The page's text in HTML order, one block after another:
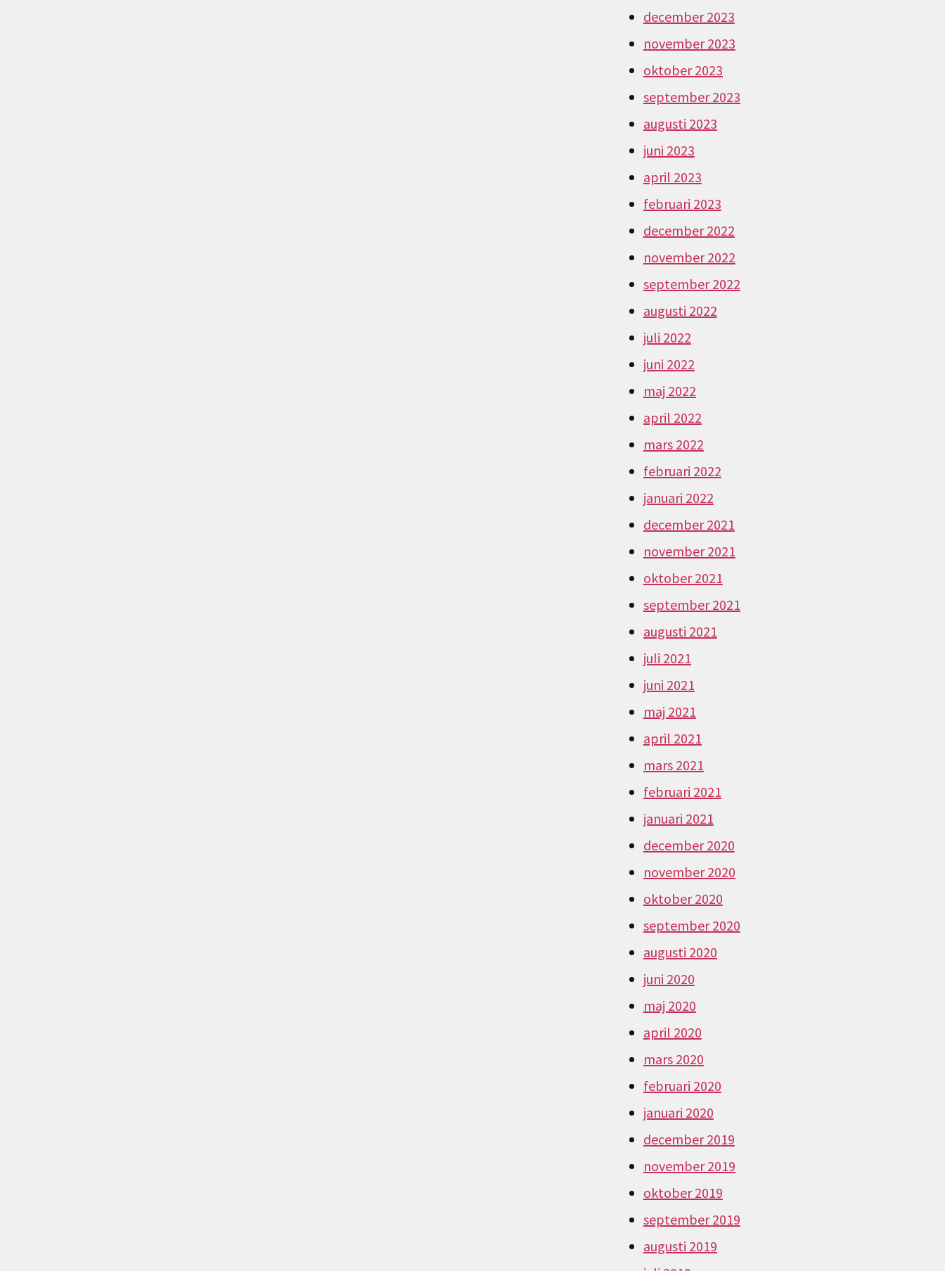
december 2023
november 2023
oktober 2023
september 2023
augusti 2023
juni 2023
april 2023
februari 2023
december 2022
november 2022
september 2022
augusti 2022
juli 2022
juni 2022
maj 2022
april 2022
mars 2022
februari 2022
januari 2022
december 2021
november 2021
oktober 2021
september 2021
augusti 2021
juli 2021
juni 2021
maj 2021
april 2021
mars 2021
februari 2021
januari 2021
december 2020
november 2020
oktober 2020
september 2020
augusti 2020
juni 2020
maj 2020
april 2020
mars 2020
februari 2020
januari 2020
december 2019
november 2019
oktober 2019
september 2019
augusti 2019